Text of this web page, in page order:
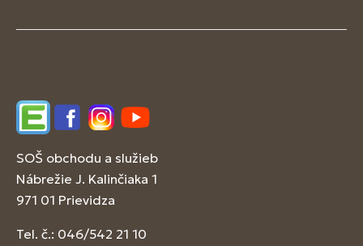
EdupageFacebookInstagram
YouTube
SOŠ obchodu a služieb
Nábrežie J. Kalinčiaka 1
971 01 Prievidza
Tel. č.: 046/542 21 10